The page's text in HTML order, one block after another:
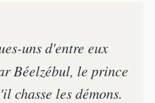
uns d'entre eux
Béelzébul, le prince
chasse les démons.